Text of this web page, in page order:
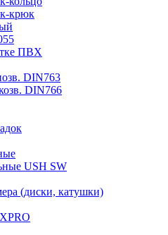
крюк
ПВХ
DIN763
DIN766
USH SW
(диски, катушки)